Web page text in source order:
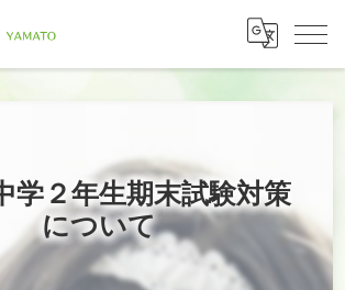
学２年生期末試験対策
について